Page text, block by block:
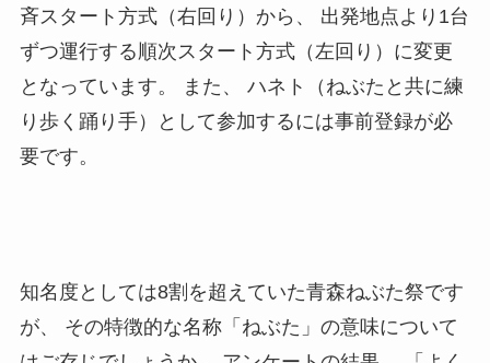
斉スタート方式（右回り）から、 出発地点より1台
ずつ運行する順次スタート方式（左回り）に変更
となっています。 また、 ハネト（ねぶたと共に練
り歩く踊り手）として参加するには事前登録が必
要です。
知名度としては8割を超えていた青森ねぶた祭です
が、 その特徴的な名称「ねぶた」の意味について